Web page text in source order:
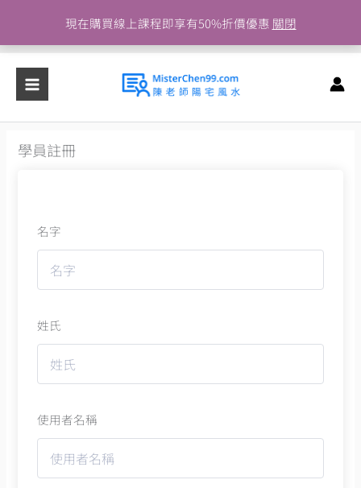
現在購買線上課程即享有50%折價優惠 關閉
主
容
學員註冊
名字
姓氏
使用者名稱